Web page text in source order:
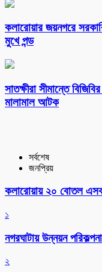
কলারোয়ার জয়নগরে
মুখে পন্ড
সাতক্ষীরা সীমান্তে
মালামাল আটক
সর্বশেষ
জনপ্রিয়
কলারোয়ায় ২০ বোতল
১
নগরঘাটায় উন্নয়ন
২